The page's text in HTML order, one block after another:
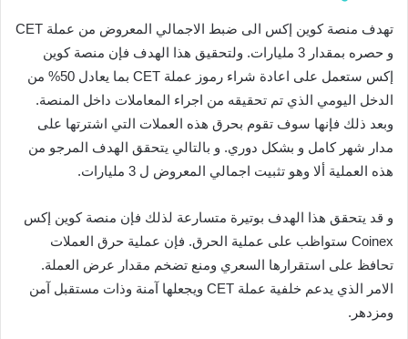
تهدف منصة كوين إكس الى ضبط الاجمالي المعروض من عملة CET
و حصره بمقدار 3 مليارات. ولتحقيق هذا الهدف فإن منصة كوين
إكس ستعمل على اعادة شراء رموز عملة CET بما يعادل 50% من
الدخل اليومي الذي تم تحقيقه من اجراء المعاملات داخل المنصة.
وبعد ذلك فإنها سوف تقوم بحرق هذه العملات التي اشترتها على
مدار شهر كامل و بشكل دوري. و بالتالي يتحقق الهدف المرجو من
هذه العملية ألا وهو تثبيت اجمالي المعروض ل 3 مليارات.
و قد يتحقق هذا الهدف بوتيرة متسارعة لذلك فإن منصة كوين إكس
Coinex ستواظب على عملية الحرق. فإن عملية حرق العملات
تحافظ على استقرارها السعري ومنع تضخم مقدار عرض العملة.
الامر الذي يدعم خلفية عملة CET ويجعلها آمنة وذات مستقبل آمن
ومزدهر.